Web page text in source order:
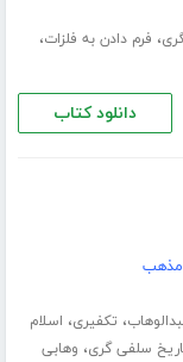
، فرم دادن به فلزات،
دانلود کتاب
مذهب
، تکفیری، اسلام
سلفی گری، وهابی